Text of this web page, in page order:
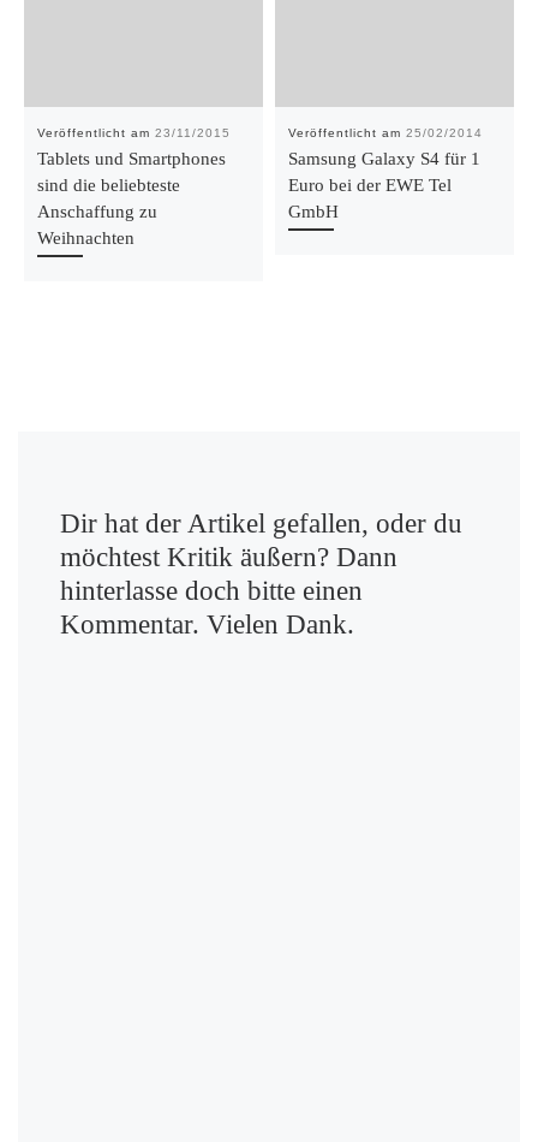
Veröffentlicht am 23/11/2015
Tablets und Smartphones
sind die beliebteste
Anschaffung zu
Weihnachten
Veröffentlicht am 25/02/2014
Samsung Galaxy S4 für 1
Euro bei der EWE Tel
GmbH
Dir hat der Artikel gefallen, oder du
möchtest Kritik äußern? Dann
hinterlasse doch bitte einen
Kommentar. Vielen Dank.